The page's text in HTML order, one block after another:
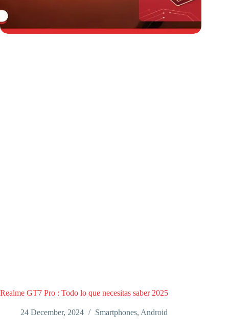
Realme GT7 Pro : Todo lo que necesitas saber 2025
24 December, 2024 Smartphones, Android